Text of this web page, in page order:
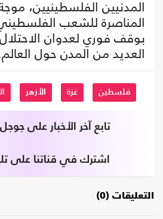
المدنيين الفلسطينيين،
المناصرة للشعب
بوقف فوري لعدوان
العديد من المدن حول
فلسطين غزة الأزهر
تابع آخر الأخبار على جوجل
اشترك في قناتنا على
التعليقات (0)